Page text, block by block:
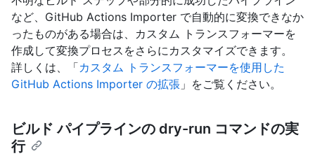
など、GitHub Actions Importer で自動的に変換できなか
ったものがある場合は、カスタム トランスフォーマーを
作成して変換プロセスをさらにカスタマイズできます。
詳しくは、「カスタム トランスフォーマーを使用した
GitHub Actions Importer の拡張 」をご覧ください。
ビルド パイプラインの dry-run コマンドの実
行